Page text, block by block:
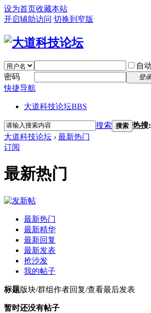
设为首页收藏本站
开启辅助访问 切换到窄版
自
密码
登录
快捷导航
大道科技论坛BBS
搜索 搜索 热搜:
大道科技论坛 › 最新热门
订阅
最新热门
最新热门
最新精华
最新回复
最新发表
抢沙发
我的帖子
标题版块/群组作者回复/查看最后发表
暂时还没有帖子